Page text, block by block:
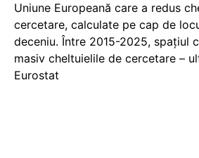
Uniune Europeană care a redus
cercetare, calculate pe cap de
deceniu. Între 2015-2025, spațiul
masiv cheltuielile de cercetare –
Eurostat